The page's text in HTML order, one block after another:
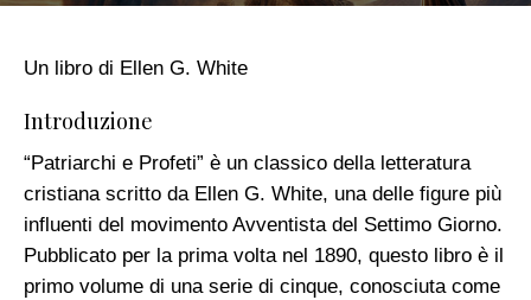
Un libro di Ellen G. White
Introduzione
“Patriarchi e Profeti” è un classico della letteratura
cristiana scritto da Ellen G. White, una delle figure più
influenti del movimento Avventista del Settimo Giorno.
Pubblicato per la prima volta nel 1890, questo libro è il
primo volume di una serie di cinque, conosciuta come